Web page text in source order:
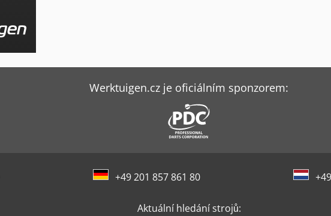
Werktuigen.cz je oficiálním sponzorem:
+49 201 857 861 80
Aktuální hledání strojů: